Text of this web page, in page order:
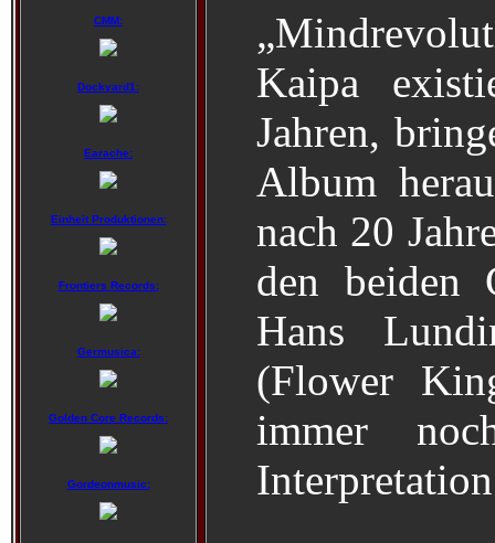
CMM:
Dockyard1:
Earache:
Einheit Produktionen:
Frontiers Records:
Germusica:
Golden Core Records:
Gordeonmusic:
Kaipa
Jahren,
Album
nach 20
den beiden
Hans
(Flower
immer